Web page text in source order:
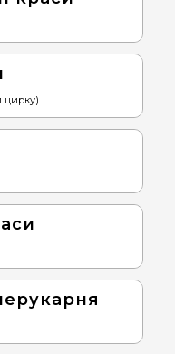
цирку)